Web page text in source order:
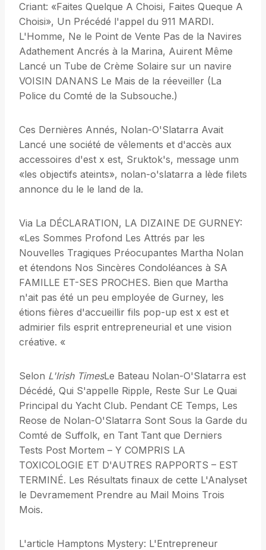
Criant: «Faites Quelque A Choisi, Faites Queque A
Choisi», Un Précédé l'appel du 911 MARDI.
L'Homme, Ne le Point de Vente Pas de la Navires
Adathement Ancrés à la Marina, Auirent Même
Lancé un Tube de Crème Solaire sur un navire
VOISIN DANANS Le Mais de la réeveiller (La
Police du Comté de la Subsouche.)
Ces Dernières Annés, Nolan-O'Slatarra Avait
Lancé une société de vêlements et d'accès aux
accessoires d'est x est, Sruktok's, message unm
«les objectifs ateints», nolan-o'slatarra a lède filets
annonce du le le land de la.
Via La DÉCLARATION, LA DIZAINE DE GURNEY:
«Les Sommes Profond Les Attrés par les
Nouvelles Tragiques Préocupantes Martha Nolan
et étendons Nos Sincères Condoléances à SA
FAMILLE ET-SES PROCHES. Bien que Martha
n'ait pas été un peu employée de Gurney, les
étions fières d'accueillir fils pop-up est x est et
admirier fils esprit entrepreneurial et une vision
créative. «
Selon L'Irish TimesLe Bateau Nolan-O'Slatarra est
Décédé, Qui S'appelle Ripple, Reste Sur Le Quai
Principal du Yacht Club. Pendant CE Temps, Les
Reose de Nolan-O'Slatarra Sont Sous la Garde du
Comté de Suffolk, en Tant Tant que Derniers
Tests Post Mortem – Y COMPRIS LA
TOXICOLOGIE ET D'AUTRES RAPPORTS – EST
TERMINÉ. Les Résultats finaux de cette L'Analyset
le Devramement Prendre au Mail Moins Trois
Mois.
L'article Hamptons Mystery: L'Entrepreneur